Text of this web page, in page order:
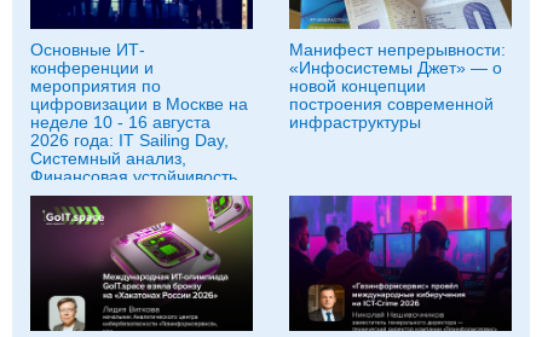
Основные ИТ-
конференции и
мероприятия по
цифровизации в Москве на
неделе 10 - 16 августа
2026 года: IT Sailing Day,
Системный анализ,
Финансовая устойчивость
бизнеса и другие
Манифест непрерывности:
«Инфосистемы Джет» — о
новой концепции
построения современной
инфраструктуры